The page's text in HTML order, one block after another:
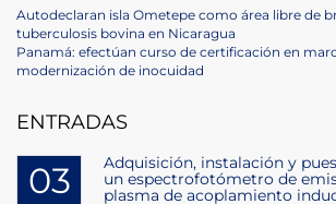
Post
navigation
Previous
Post
Autodeclaran isla Ometepe como área libre de
tuberculosis bovina en Nicaragua
Next
Post
Panamá: efectúan curso de certificación en
modernización de inocuidad
ENTRADAS
03
Adquisición, instalación y
un espectrofotómetro de
plasma de acoplamiento